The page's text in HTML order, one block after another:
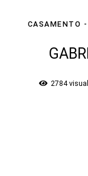
CASAMENTO
2784